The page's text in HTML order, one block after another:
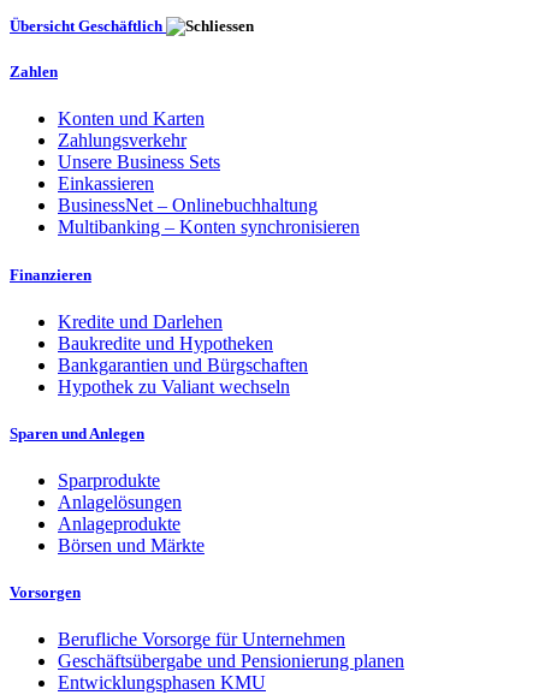
Übersicht Geschäftlich
Zahlen
Konten und Karten
Zahlungsverkehr
Unsere Business Sets
Einkassieren
BusinessNet – Onlinebuchhaltung
Multibanking – Konten synchronisieren
Finanzieren
Kredite und Darlehen
Baukredite und Hypotheken
Bankgarantien und Bürgschaften
Hypothek zu Valiant wechseln
Sparen und Anlegen
Sparprodukte
Anlagelösungen
Anlageprodukte
Börsen und Märkte
Vorsorgen
Berufliche Vorsorge für Unternehmen
Geschäftsübergabe und Pensionierung planen
Entwicklungsphasen KMU